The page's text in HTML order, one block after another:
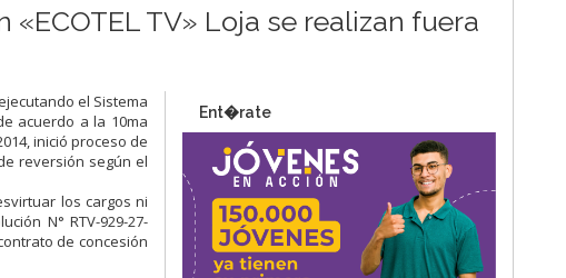
TV» Loja se realizan fuera
el Sistema
acuerdo a la 10ma
inició proceso de
reversión según el
los cargos ni
N° RTV-929-27-
de concesión
Ent�rate